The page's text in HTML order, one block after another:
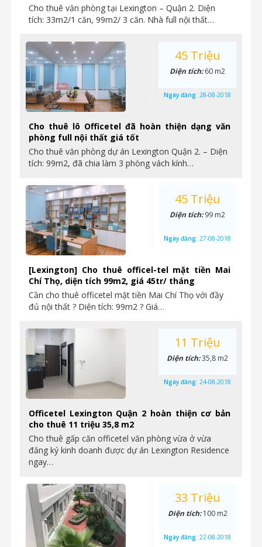
Cho thuê văn phòng tại Lexington – Quận 2. Diện
tích: 33m2/1 căn, 99m2/ 3 căn. Nhà full nội thất…
Cho thuê lô Officetel đã hoàn thiện dạng văn
phòng full nội thất giá tốt
Cho thuê văn phòng dự án Lexington Quận 2. – Diện
tích: 99m2, đã chia làm 3 phòng vách kính…
45 Triệu
Diện tích:60 m2
Ngày đăng: 28-08-2018
[Lexington] Cho thuê officel-tel mặt tiền Mai
Chí Thọ, diện tích 99m2, giá 45tr/ tháng
Cần cho thuê officetel mặt tiền Mai Chí Thọ với đầy
đủ nội thất ? Diện tích: 99m2 ? Giá…
45 Triệu
Diện tích:99 m2
Ngày đăng: 27-08-2018
Officetel Lexington Quận 2 hoàn thiện cơ bản
cho thuê 11 triệu 35,8 m2
Cho thuê gấp căn officetel văn phòng vừa ở vừa
đăng ký kinh doanh được dự án Lexington Residence
ngay…
11 Triệu
Diện tích:35,8 m2
Ngày đăng: 24-08-2018
33 Triệu
Diện tích:100 m2
Ngày đăng: 22-08-2018